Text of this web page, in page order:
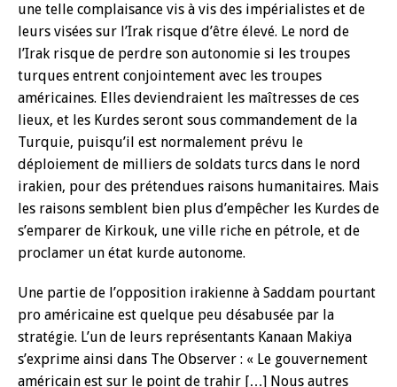
une telle complaisance vis à vis des impérialistes et de
leurs visées sur l’Irak risque d’être élevé. Le nord de
l’Irak risque de perdre son autonomie si les troupes
turques entrent conjointement avec les troupes
américaines. Elles deviendraient les maîtresses de ces
lieux, et les Kurdes seront sous commandement de la
Turquie, puisqu’il est normalement prévu le
déploiement de milliers de soldats turcs dans le nord
irakien, pour des prétendues raisons humanitaires. Mais
les raisons semblent bien plus d’empêcher les Kurdes de
s’emparer de Kirkouk, une ville riche en pétrole, et de
proclamer un état kurde autonome.
Une partie de l’opposition irakienne à Saddam pourtant
pro américaine est quelque peu désabusée par la
stratégie. L’un de leurs représentants Kanaan Makiya
s’exprime ainsi dans The Observer : « Le gouvernement
américain est sur le point de trahir […] Nous autres